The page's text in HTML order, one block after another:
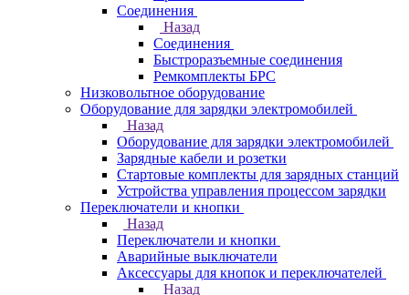
Соединения
Назад
Соединения
Быстроразъемные соединения
Ремкомплекты БРС
Низковольтное оборудование
Оборудование для зарядки электромобилей
Назад
Оборудование для зарядки электромобилей
Зарядные кабели и розетки
Стартовые комплекты для зарядных станций
Устройства управления процессом зарядки
Переключатели и кнопки
Назад
Переключатели и кнопки
Аварийные выключатели
Аксессуары для кнопок и переключателей
Назад